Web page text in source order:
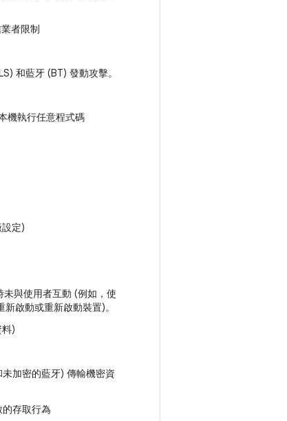
者限制
和藍牙 (BT) 發動攻擊。
機執行任意程式碼
定)
與使用者互動 (例如，使
啟動或重新啟動裝置)。
)
加密的藍牙) 傳輸機密資
存取行為